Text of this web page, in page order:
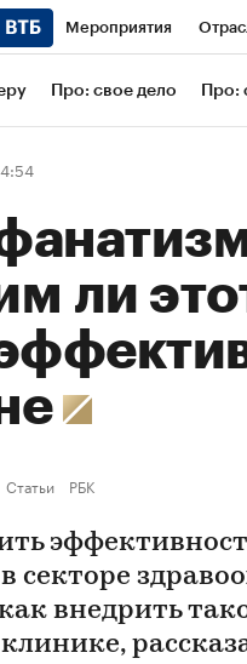
Мероприятия
Про: свое дело Про:
ли
Статьи РБК
секторе
внедрить